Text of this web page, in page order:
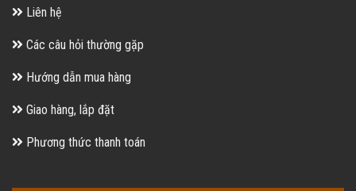
Liên hệ
Các câu hỏi thường gặp
Hướng dẫn mua hàng
Giao hàng, lắp đặt
Phương thức thanh toán